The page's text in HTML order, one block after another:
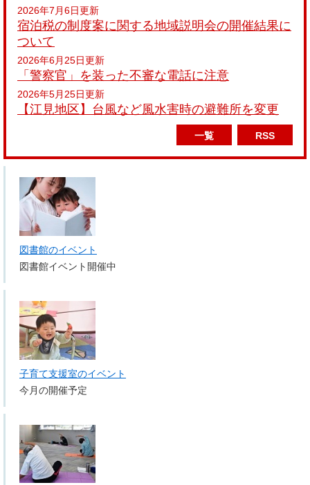
2026年7月6日更新
宿泊税の制度案に関する地域説明会の開催結果に
ついて
2026年6月25日更新
「警察官」を装った不審な電話に注意
2026年5月25日更新
【江見地区】台風など風水害時の避難所を変更
一覧 RSS
図書館のイベント
図書館イベント開催中
子育て支援室のイベント
今月の開催予定